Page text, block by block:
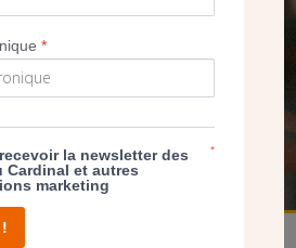
UN DON
*
la newsletter des
Cardinal et autres
marketing
*